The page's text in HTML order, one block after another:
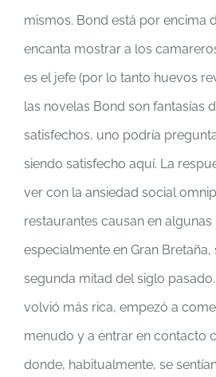
mismos. Bond está por encima
encanta mostrar a los
es el jefe (por lo tanto huevos
las novelas Bond son fantasías
satisfechos, uno podría
siendo satisfecho aquí. La
ver con la ansiedad social
restaurantes causan en algunas
especialmente en Gran
segunda mitad del siglo
volvió más rica, empezó a
menudo y a entrar en contacto
donde, habitualmente, se